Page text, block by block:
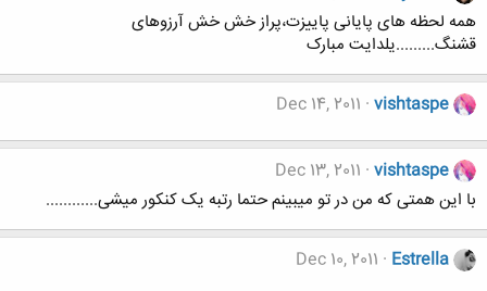
همه لحظه های پایانی پاییزت،پراز خش خش آرزوهای
قشنگ.........یلدایت مبارک
vishtaspe
Dec 14, 2011
vishtaspe
Dec 13, 2011
با این همتی که من در تو میبینم حتما رتبه یک کنکور میشی............
Estrella
Dec 10, 2011